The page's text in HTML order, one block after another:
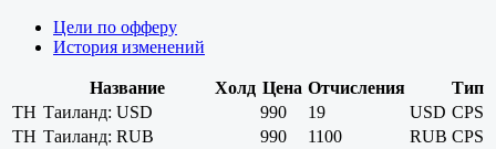
Цели по офферу
История изменений
Название Холд Цена Отчисления
Тип
TH Таиланд: USD 990 19 USD CPS
TH Таиланд: RUB 990 1100 RUB CPS